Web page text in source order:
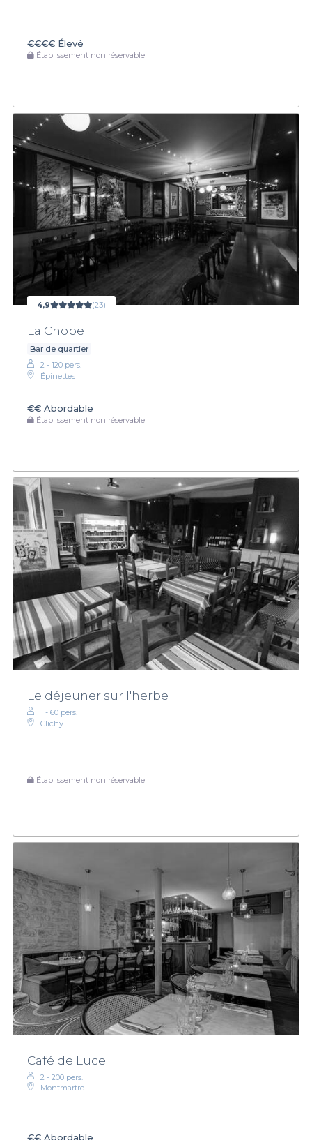
€€€€ Élevé
Établissement non réservable
4,9 (23)
La Chope
Bar de quartier
2 - 120 pers.
Épinettes
€€ Abordable
Établissement non réservable
Le déjeuner sur l'herbe
1 - 60 pers.
Clichy
Établissement non réservable
Café de Luce
2 - 200 pers.
Montmartre
€€ Abordable